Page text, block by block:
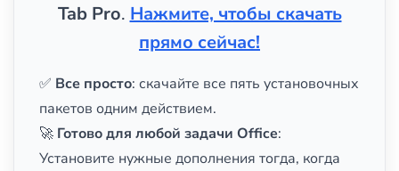
Tab Pro. Нажмите, чтобы скачать
прямо сейчас!
✅ Все просто: скачайте все пять установочных
пакетов одним действием.
🚀 Готово для любой задачи Office:
Установите нужные дополнения тогда, когда